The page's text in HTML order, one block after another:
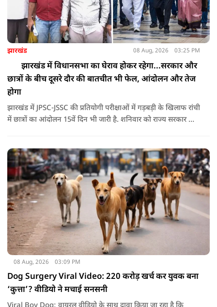
झारखंड 08 Aug, 2026 03:25 PM
झारखंड में विधानसभा का घेराव होकर रहेगा...सरकार और
छात्रों के बीच दूसरे दौर की बातचीत भी फेल, आंदोलन और तेज
होगा
झारखंड में JPSC-JSSC की प्रतियोगी परीक्षाओं में गड़बड़ी के खिलाफ रांची
में छात्रों का आंदोलन 15वें दिन भी जारी है. शनिवार को राज्य सरकार और
08 Aug, 2026 03:09 PM
Dog Surgery Viral Video: 220 करोड़ खर्च कर युवक बना
‘कुत्ता’? वीडियो ने मचाई सनसनी